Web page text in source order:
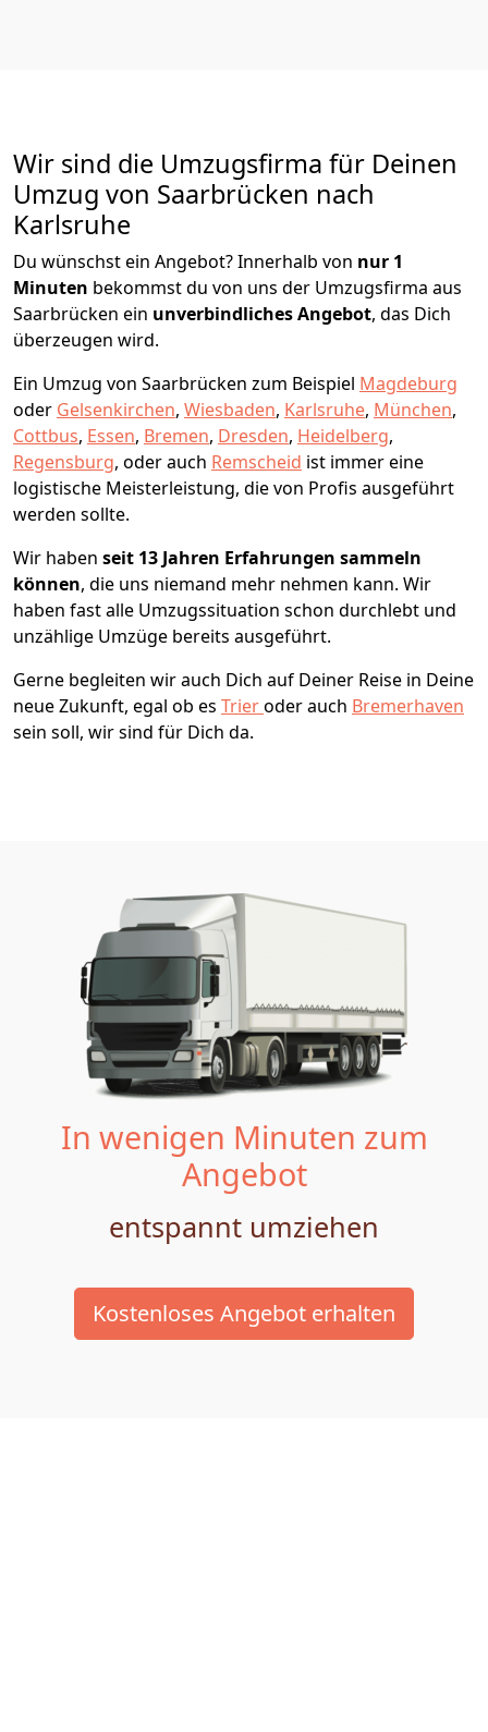
Wir sind die Umzugsfirma für Deinen
Umzug von Saarbrücken nach
Karlsruhe
Du wünschst ein Angebot? Innerhalb von nur 1
Minuten bekommst du von uns der Umzugsfirma aus
Saarbrücken ein unverbindliches Angebot, das Dich
überzeugen wird.
Ein Umzug von Saarbrücken zum Beispiel Magdeburg
oder Gelsenkirchen, Wiesbaden, Karlsruhe, München,
Cottbus, Essen, Bremen, Dresden, Heidelberg,
Regensburg, oder auch Remscheid ist immer eine
logistische Meisterleistung, die von Profis ausgeführt
werden sollte.
Wir haben seit 13 Jahren Erfahrungen sammeln
können, die uns niemand mehr nehmen kann. Wir
haben fast alle Umzugssituation schon durchlebt und
unzählige Umzüge bereits ausgeführt.
Gerne begleiten wir auch Dich auf Deiner Reise in Deine
neue Zukunft, egal ob es Trieroder auch Bremer­haven
sein soll, wir sind für Dich da.
In wenigen Minuten zum
Angebot
entspannt umziehen
Kostenloses Angebot erhalten